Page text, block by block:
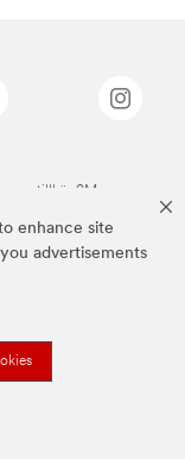
enhance site
advertisements
som tillhör 3M.